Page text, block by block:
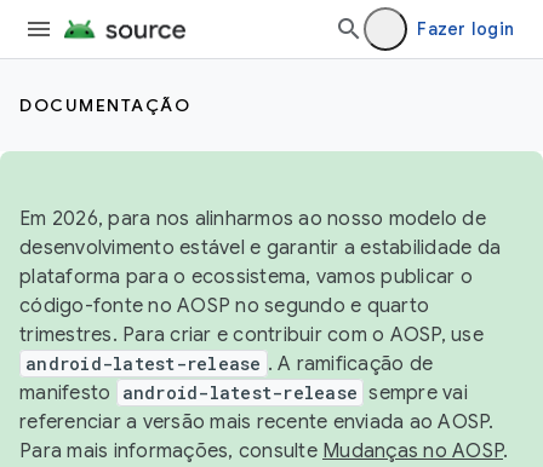
Fazer login
DOCUMENTAÇÃO
Em 2026, para nos alinharmos ao nosso modelo de
desenvolvimento estável e garantir a estabilidade da
plataforma para o ecossistema, vamos publicar o
código-fonte no AOSP no segundo e quarto
trimestres. Para criar e contribuir com o AOSP, use
android-latest-release . A ramificação de
manifesto
android-latest-release sempre vai
referenciar a versão mais recente enviada ao AOSP.
Para mais informações, consulte Mudanças no AOSP.